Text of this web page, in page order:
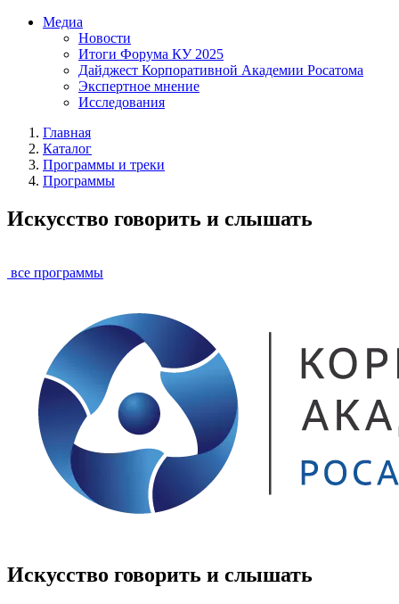
Медиа
Новости
Итоги Форума КУ 2025
Дайджест Корпоративной Академии Росатома
Экспертное мнение
Исследования
Главная
Каталог
Программы и треки
Программы
Искусство говорить и слышать
все программы
Искусство говорить и слышать